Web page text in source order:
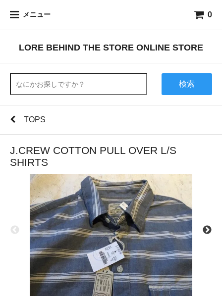
メニュー 0
LORE BEHIND THE STORE ONLINE STORE
検索
TOPS
J.CREW COTTON PULL OVER L/S
SHIRTS